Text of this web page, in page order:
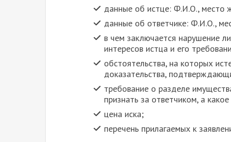
данные об истце: Ф.И.О., место
данные об ответчике: Ф.И.О.,
в чем заключается нарушение
интересов истца и его
обстоятельства, на которых
доказательства,
требование о разделе
признать за ответчиком, а
цена иска;
перечень прилагаемых к